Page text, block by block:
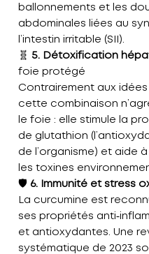
ballonnements et les
abdominales liées au
l’intestin irritable (SII).
🧬 5. Détoxification
foie protégé
Contrairement aux idées
cette combinaison
le foie : elle stimule la
de glutathion
de l’organisme) et aide
les toxines
🛡️ 6. Immunité et stress
La curcumine est
ses propriétés
et antioxydantes. Une
systématique de 2023